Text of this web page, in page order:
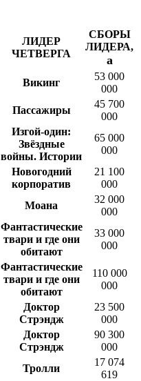
ЛИДЕР
ЧЕТВЕРГА
СБОРЫ
ЛИДЕРА,
a
Викинг
53 000
000
Пассажиры
45 700
000
Изгой-один:
Звёздные
войны. Истории
65 000
000
Новогодний
корпоратив
21 100
000
Моана
32 000
000
Фантастические
твари и где они
обитают
33 000
000
Фантастические
твари и где они
обитают
110 000
000
Доктор
Стрэндж
23 500
000
Доктор
Стрэндж
90 300
000
Тролли
17 074
619